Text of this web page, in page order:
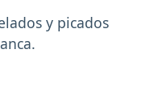
y picados